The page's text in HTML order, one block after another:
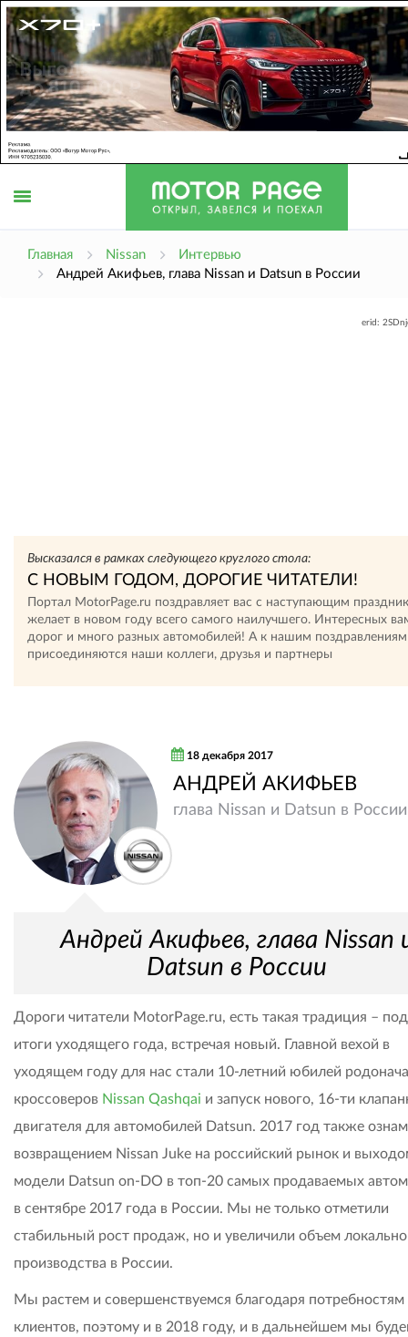
Главная Nissan
Интервью
Андрей Акифьев, глава Nissan и Datsun в России
erid:
Высказался в рамках следующего круглого стола:
С НОВЫМ ГОДОМ, ДОРОГИЕ ЧИТАТЕЛИ!
Портал MotorPage.ru поздравляет вас с наступающим
желает в новом году всего самого наилучшего. Интересных
дорог и много разных автомобилей! А к нашим поздравлениям
присоединяются наши коллеги, друзья и партнеры
18 декабря 2017
АНДРЕЙ АКИФЬЕВ
глава Nissan и Datsun в России
Андрей Акифьев, глава Nissan
Datsun в России
Дороги читатели MotorPage.ru, есть такая традиция –
итоги уходящего года, встречая новый. Главной вехой в
уходящем году для нас стали 10-летний юбилей
кроссоверов Nissan Qashqai и запуск нового, 16-ти
двигателя для автомобилей Datsun. 2017 год также
возвращением Nissan Juke на российский рынок и
модели Datsun оn-DO в топ-20 самых продаваемых
в сентябре 2017 года в России. Мы не только отметили
стабильный рост продаж, но и увеличили объем
производства в России.
Мы растем и совершенствуемся благодаря
клиентов, поэтому и в 2018 году, и в дальнейшем мы